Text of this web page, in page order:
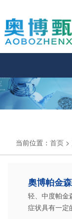
当前位置： 首页 >
奧博帕金
轻、中度帕金
症状具有一定